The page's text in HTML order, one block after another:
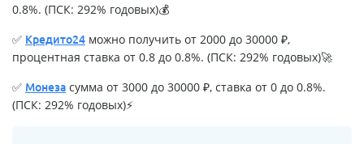
0.8%. (ПСК: 292% годовых)💰
✅ Кредито24 можно получить от 2000 до 30000 ₽,
процентная ставка от 0.8 до 0.8%. (ПСК: 292% годовых)🚀
✅ Монеза сумма от 3000 до 30000 ₽, ставка от 0 до 0.8%.
(ПСК: 292% годовых)⚡